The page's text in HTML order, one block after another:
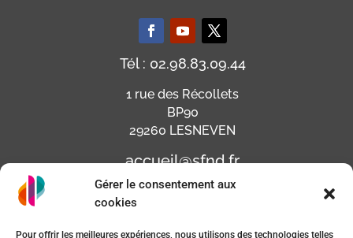
Gérer le consentement aux
cookies
Pour offrir les meilleures expériences, nous utilisons des technologies telles
Tél : 02.98.83.09.44
1 rue des Récollets
BP90
29260 LESNEVEN
accueil@sfnd.fr